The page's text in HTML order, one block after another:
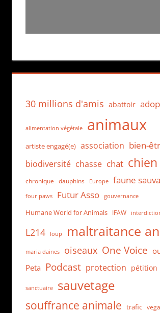
30 millions d'amis abattoir
alimentation végétale animaux
artiste engagé(e) association bien-
biodiversité chasse chat chien
chronique dauphins Europe faune
four paws Futur Asso gouvernance
Humane World for Animals IFAW
L214 loup maltraitance
maria daines oiseaux One Voice
Peta Podcast protection pétition
sanctuaire sauvetage
souffrance animale trafic